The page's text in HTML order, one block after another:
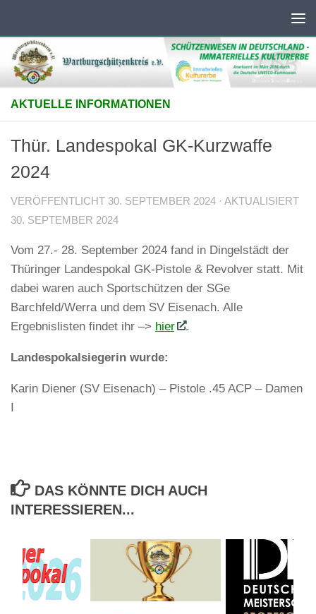
AKTUELLE INFORMATIONEN
Thür. Landespokal GK-Kurzwaffe
2024
VERÖFFENTLICHT 30. SEPTEMBER 2024 · AKTUALISIERT
30. SEPTEMBER 2024
Vom 27.- 28. September 2024 fand in Dingelstädt der
Thüringer Landespokal GK-Pistole & Revolver statt. Mit
dabei waren auch Sportschützen der SGe
Barchfeld/Werra und dem SV Eisenach. Alle
Ergebnislisten findet ihr –> hier .
Landespokalsiegerin wurde:
Karin Diener (SV Eisenach) – Pistole .45 ACP – Damen
I
DAS KÖNNTE DICH AUCH
INTERESSIEREN...